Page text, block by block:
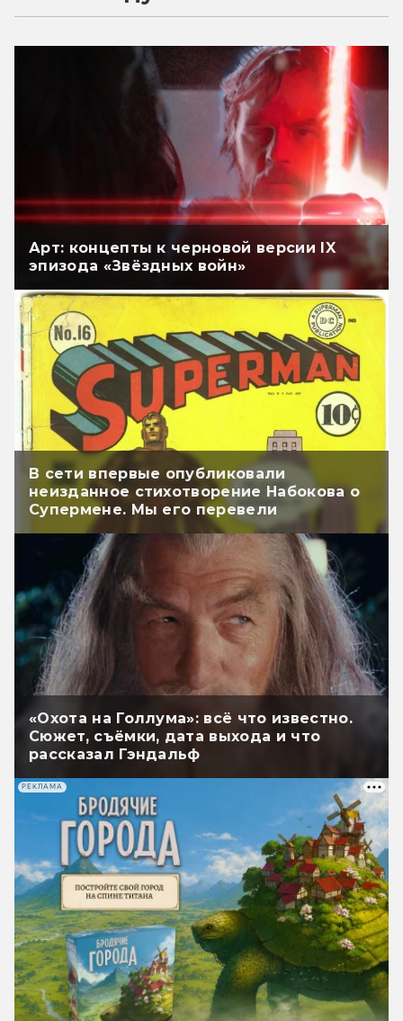
Арт: концепты к черновой версии IX
эпизода «Звёздных войн»
В сети впервые опубликовали
неизданное стихотворение Набокова о
Супермене. Мы его перевели
«Охота на Голлума»: всё что известно.
Сюжет, съёмки, дата выхода и что
рассказал Гэндальф
РЕКЛАМА